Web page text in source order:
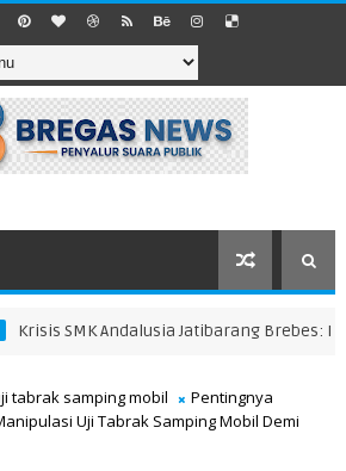
SMK Andalusia Jatibarang Brebes: Murid
tabrak samping mobil
Pentingnya
Uji Tabrak Samping Mobil Demi